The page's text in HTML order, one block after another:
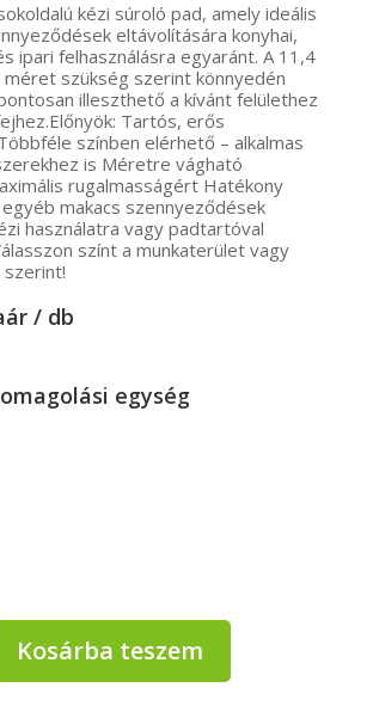
kézi súroló pad, amely ideális
eltávolítására konyhai,
ipari felhasználásra egyaránt. A 11,4
szükség szerint könnyedén
illeszthető a kívánt felülethez
Tartós, erős
színben elérhető – alkalmas
is Méretre vágható
rugalmasságért Hatékony
makacs szennyeződések
használatra vagy padtartóval
színt a munkaterület vagy
szerint!
/ db
egység
Kosárba teszem